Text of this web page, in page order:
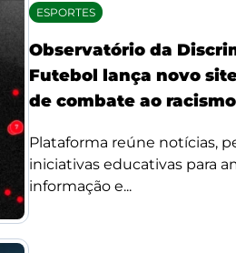
ESPORTES
Observatório da
Futebol lança novo
de combate ao
Plataforma reúne notícias,
iniciativas educativas para
informação e...